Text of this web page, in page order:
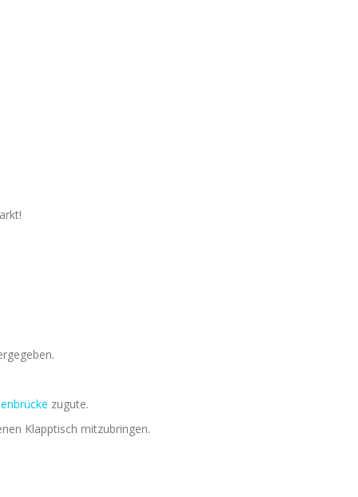
zugute.
Klapptisch mitzubringen.